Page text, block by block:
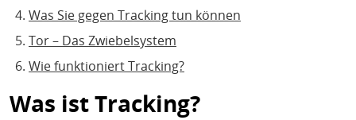
Was Sie gegen Tracking tun können
Tor – Das Zwiebelsystem
Wie funktioniert Tracking?
Was ist Tracking?